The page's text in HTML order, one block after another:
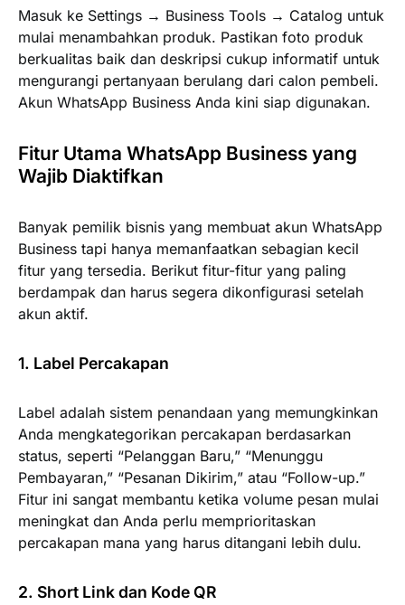
Masuk ke Settings → Business Tools → Catalog untuk
mulai menambahkan produk. Pastikan foto produk
berkualitas baik dan deskripsi cukup informatif untuk
mengurangi pertanyaan berulang dari calon pembeli.
Akun WhatsApp Business Anda kini siap digunakan.
Fitur Utama WhatsApp Business yang
Wajib Diaktifkan
Banyak pemilik bisnis yang membuat akun WhatsApp
Business tapi hanya memanfaatkan sebagian kecil
fitur yang tersedia. Berikut fitur-fitur yang paling
berdampak dan harus segera dikonfigurasi setelah
akun aktif.
1. Label Percakapan
Label adalah sistem penandaan yang memungkinkan
Anda mengkategorikan percakapan berdasarkan
status, seperti “Pelanggan Baru,” “Menunggu
Pembayaran,” “Pesanan Dikirim,” atau “Follow-up.”
Fitur ini sangat membantu ketika volume pesan mulai
meningkat dan Anda perlu memprioritaskan
percakapan mana yang harus ditangani lebih dulu.
2. Short Link dan Kode QR